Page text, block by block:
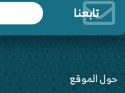
تابعنا
حول الموقع